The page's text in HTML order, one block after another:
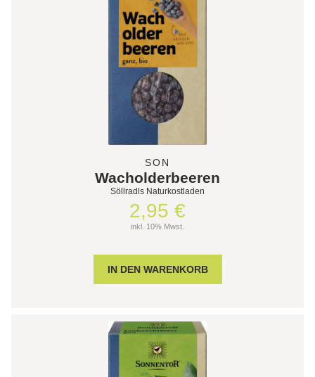
SON
Wacholderbeeren
Söllradls Naturkostladen
2,95 €
inkl. 10% Mwst.